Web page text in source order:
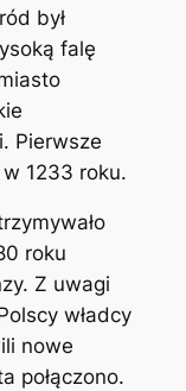
był
falę
Pierwsze
1233 roku.
roku
Z uwagi
władcy
nowe
połączono.